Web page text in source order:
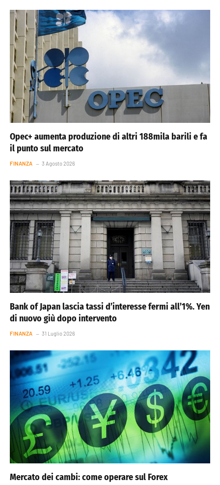
Opec+ aumenta produzione di altri 188mila barili e fa
il punto sul mercato
FINANZA 3 Agosto 2026
Bank of Japan lascia tassi d’interesse fermi all’1%. Yen
di nuovo giù dopo intervento
FINANZA 31 Luglio 2026
Mercato dei cambi: come operare sul Forex